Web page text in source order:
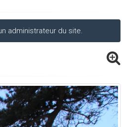
administrateur du site.